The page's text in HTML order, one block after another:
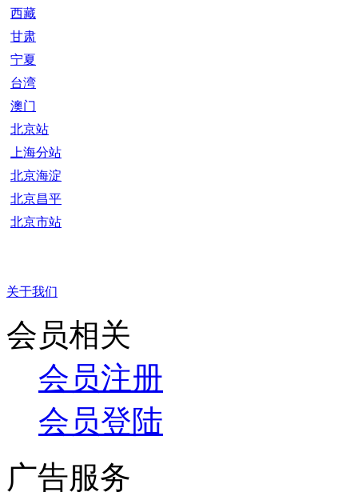
西藏
甘肃
宁夏
台湾
澳门
北京站
上海分站
北京海淀
北京昌平
北京市站
关于我们
会员相关
会员注册
会员登陆
广告服务